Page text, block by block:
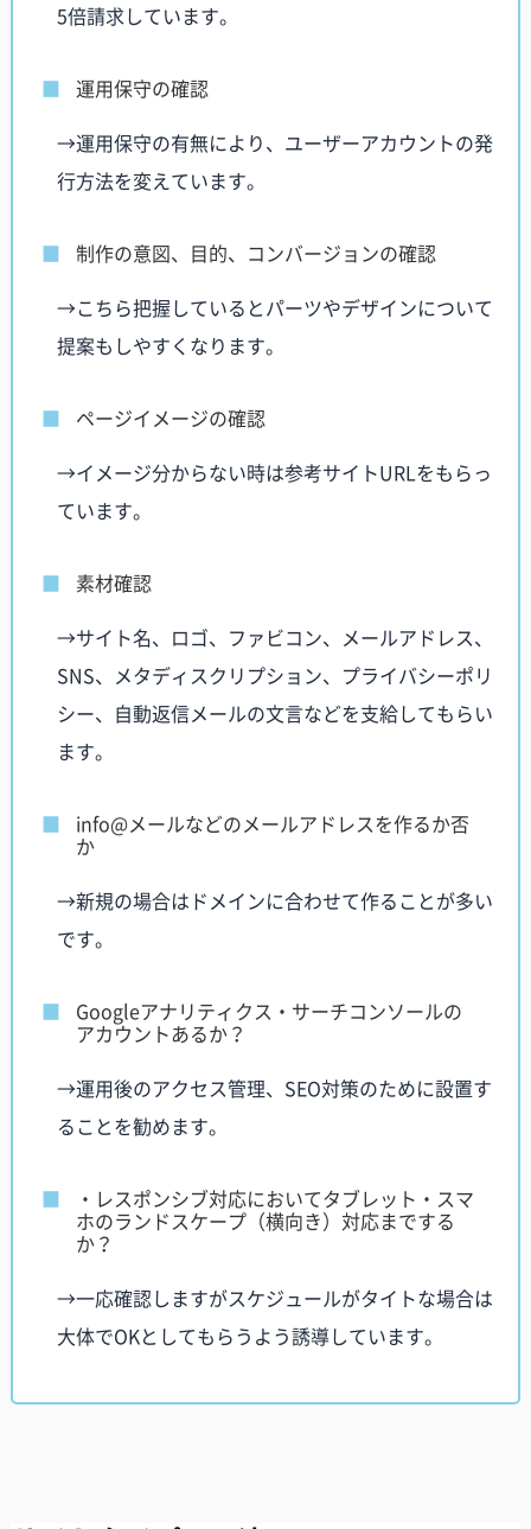
5倍請求しています。
運用保守の確認
→運用保守の有無により、ユーザーアカウントの発
行方法を変えています。
制作の意図、目的、コンバージョンの確認
→こちら把握しているとパーツやデザインについて
提案もしやすくなります。
ページイメージの確認
→イメージ分からない時は参考サイトURLをもらっ
ています。
素材確認
→サイト名、ロゴ、ファビコン、メールアドレス、
SNS、メタディスクリプション、プライバシーポリ
シー、自動返信メールの文言などを支給してもらい
ます。
info@メールなどのメールアドレスを作るか否
か
→新規の場合はドメインに合わせて作ることが多い
です。
Googleアナリティクス・サーチコンソールの
アカウントあるか？
→運用後のアクセス管理、SEO対策のために設置す
ることを勧めます。
・レスポンシブ対応においてタブレット・スマ
ホのランドスケープ（横向き）対応までする
か？
→一応確認しますがスケジュールがタイトな場合は
大体でOKとしてもらうよう誘導しています。